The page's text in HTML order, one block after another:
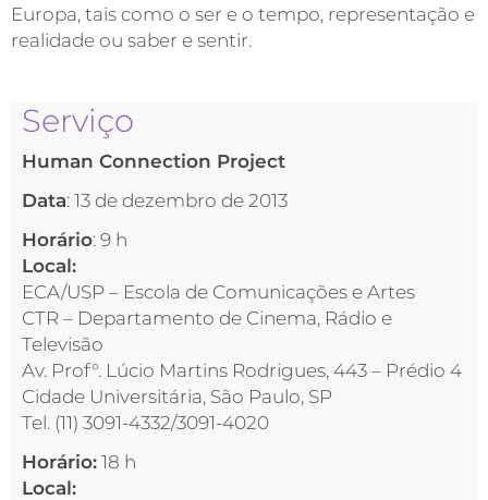
Europa, tais como o ser e o tempo, representação e
realidade ou saber e sentir.
Serviço
Human Connection Project
Data: 13 de dezembro de 2013
Horário: 9 h
Local:
ECA/USP – Escola de Comunicações e Artes
CTR – Departamento de Cinema, Rádio e
Televisão
Av. Prof°. Lúcio Martins Rodrigues, 443 – Prédio 4
Cidade Universitária, São Paulo, SP
Tel. (11) 3091-4332/3091-4020
Horário: 18 h
Local: